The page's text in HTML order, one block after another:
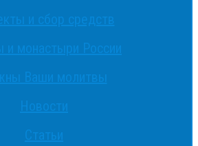
и сбор средств
и монастыри России
Ваши молитвы
Новости
Статьи